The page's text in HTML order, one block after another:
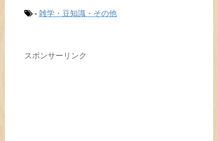
- 雑学・豆知識・その他
スポンサーリンク